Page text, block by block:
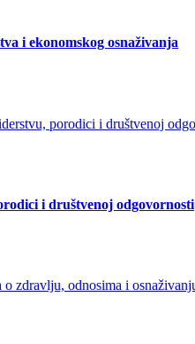
i ekonomskog osnaživanja
i društvenoj odgovornosti